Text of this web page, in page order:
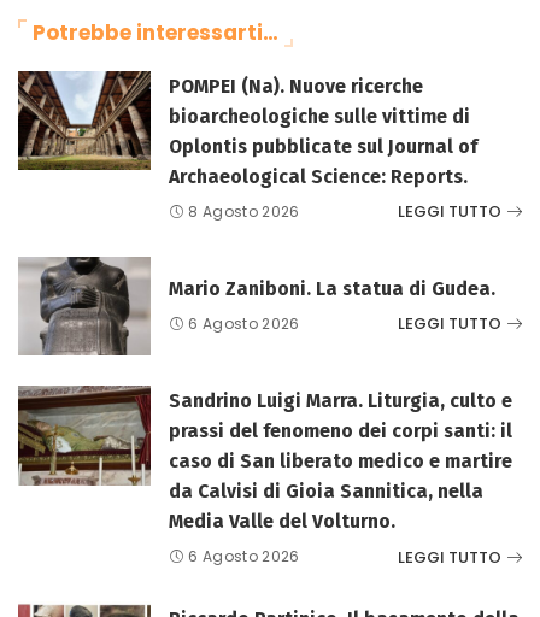
Potrebbe interessarti…
POMPEI (Na). Nuove ricerche
bioarcheologiche sulle vittime di
Oplontis pubblicate sul Journal of
Archaeological Science: Reports.
8 Agosto 2026 LEGGI TUTTO
Mario Zaniboni. La statua di Gudea.
6 Agosto 2026 LEGGI TUTTO
Sandrino Luigi Marra. Liturgia, culto e
prassi del fenomeno dei corpi santi: il
caso di San liberato medico e martire
da Calvisi di Gioia Sannitica, nella
Media Valle del Volturno.
6 Agosto 2026 LEGGI TUTTO